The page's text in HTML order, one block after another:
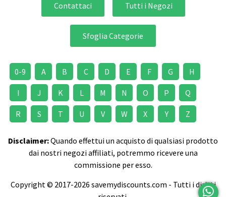
Contattaci Tutti i Negozi
Sfoglia Categorie
0-9 A B C D E F G H
I J K L M N O P Q
R S T U V W X Y Z
Disclaimer:Quando effettui un acquisto di qualsiasi prodotto
dai nostri negozi affiliati, potremmo ricevere una
commissione per esso.
Copyright © 2017-2026 savemydiscounts.com - Tutti i diritti